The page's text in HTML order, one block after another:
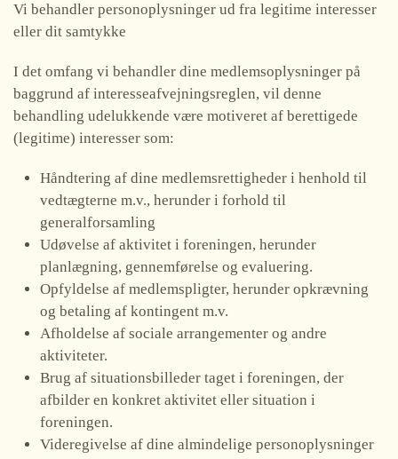
Vi behandler personoplysninger ud fra legitime interesser
eller dit samtykke
I det omfang vi behandler dine medlemsoplysninger på
baggrund af interesseafvejningsreglen, vil denne
behandling udelukkende være motiveret af berettigede
(legitime) interesser som:
Håndtering af dine medlemsrettigheder i henhold til
vedtægterne m.v., herunder i forhold til
generalforsamling
Udøvelse af aktivitet i foreningen, herunder
planlægning, gennemførelse og evaluering.
Opfyldelse af medlemspligter, herunder opkrævning
og betaling af kontingent m.v.
Afholdelse af sociale arrangementer og andre
aktiviteter.
Brug af situationsbilleder taget i foreningen, der
afbilder en konkret aktivitet eller situation i
foreningen.
Videregivelse af dine almindelige personoplysninger